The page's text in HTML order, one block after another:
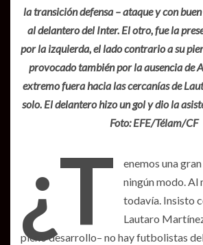
la transición defensa – ataque y con
al delantero del Inter. El otro, fue la
por la izquierda, el lado contrario a su
provocado también por la ausencia de
extremo fuera hacia las cercanías de
solo. El delantero hizo un gol y dio la
Foto: EFE/Télam/CF
¿T
enemos una
ningún modo. Al
todavía. Insisto
Lautaro
pleno desarrollo– no hay futbolistas